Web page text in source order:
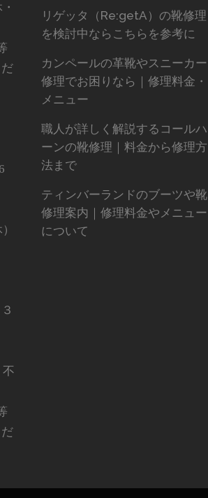
リゲッタ（Re:getA）の靴修理
を検討中ならこちらを参考に
カンペールの革靴やスニーカー
修理でお困りなら｜修理料金・
メニュー
職人が詳しく解説するコールハ
ーンの靴修理｜料金から修理方
法まで
ティンバーランドのブーツや靴
修理案内｜修理料金やメニュー
について